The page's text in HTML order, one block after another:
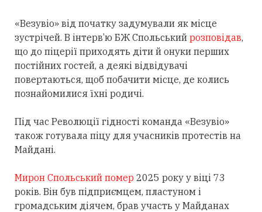
«Везувіо» від початку задумували як місце
зустрічей. В інтерв’ю БЖ Спольський розповідав,
що до піцерії приходять діти й онуки перших
постійних гостей, а деякі відвідувачі
повертаються, щоб побачити місце, де колись
познайомилися їхні родичі.
Під час Революції гідності команда «Везувіо»
також готувала піцу для учасників протестів на
Майдані.
Мирон Спольський помер 2025 року у віці 73
років. Він був підприємцем, пластуном і
громадським діячем, брав участь у Майданах